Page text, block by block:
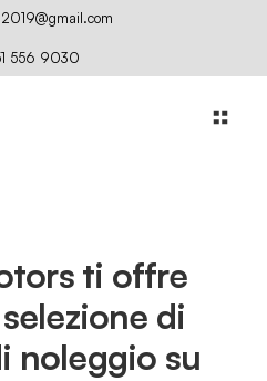
556 9030
ti offre
di
noleggio su